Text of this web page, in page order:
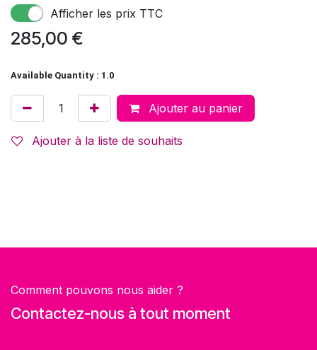
Afficher les prix TTC
285,00 €
Available Quantity : 1.0
Ajouter au panier
Ajouter à la liste de souhaits
Comment pouvons nous aider ?
Contactez-nous à tout moment